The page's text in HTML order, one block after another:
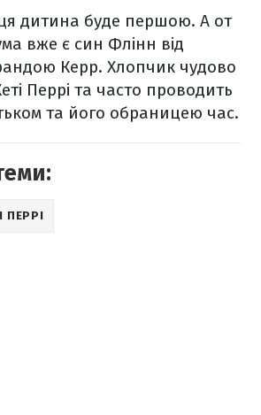
дитина буде першою. А от
вже є син Флінн від
Керр. Хлопчик чудово
Перрі та часто проводить
та його обраницею час.
ПЕРРІ